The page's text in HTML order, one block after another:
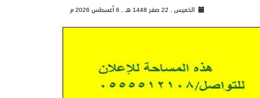
الخميس , 22 صفر 1448 هـ , 6 أغسطس 2026 م